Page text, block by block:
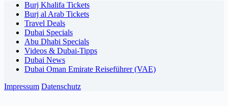
Burj Khalifa Tickets
Burj al Arab Tickets
Travel Deals
Dubai Specials
Abu Dhabi Specials
Videos & Dubai-Tipps
Dubai News
Dubai Oman Emirate Reiseführer (VAE)
Impressum Datenschutz